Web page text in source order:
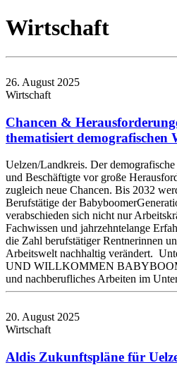
Wirtschaft
26. August 2025
Wirtschaft
Chancen &
thematisiert demografischen
Uelzen/Landkreis. Der
und Beschäftigte vor große
zugleich neue Chancen. Bis 2032
Berufstätige der
verabschieden sich nicht nur
Fachwissen und jahrzehntelange
die Zahl berufstätiger Rentnerinnen
Arbeitswelt nachhaltig verändert.
UND WILLKOMMEN
und nachberufliches Arbeiten im
20. August 2025
Wirtschaft
Aldis Zukunftspläne für